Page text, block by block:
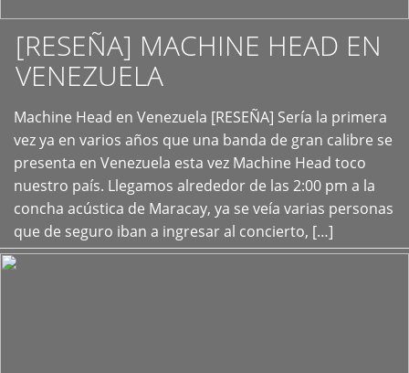
[RESEÑA] MACHINE HEAD EN
VENEZUELA
Machine Head en Venezuela [RESEÑA] Sería la primera
vez ya en varios años que una banda de gran calibre se
presenta en Venezuela esta vez Machine Head toco
nuestro país. Llegamos alrededor de las 2:00 pm a la
concha acústica de Maracay, ya se veía varias personas
que de seguro iban a ingresar al concierto, […]
+